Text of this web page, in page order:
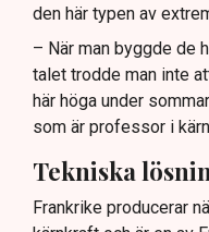
den här typen av
– När man byggde de
talet trodde man inte
här höga under
som är professor i
Tekniska
Frankrike producerar